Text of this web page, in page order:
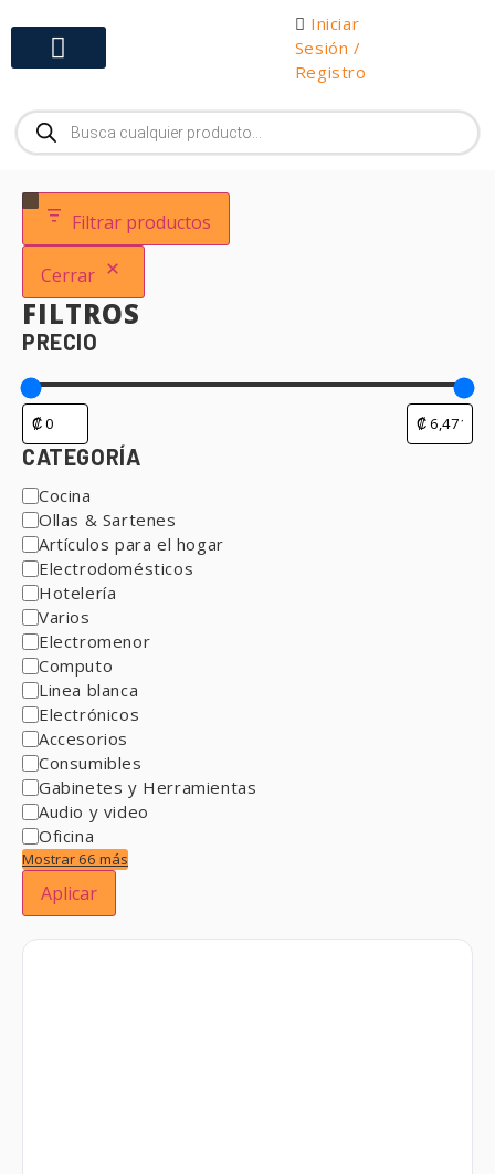
Iniciar
Sesión /
Registro
Filtrar productos
Cerrar
FILTROS
PRECIO
CATEGORÍA
Cocina
Ollas & Sartenes
Artículos para el hogar
Electrodomésticos
Hotelería
Varios
Electromenor
Computo
Linea blanca
Electrónicos
Accesorios
Consumibles
Gabinetes y Herramientas
Audio y video
Oficina
Mostrar 66 más
Aplicar